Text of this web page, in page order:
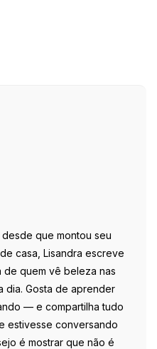
que montou seu
casa, Lisandra escreve
quem vê beleza nas
dia. Gosta de aprender
— e compartilha tudo
estivesse conversando
é mostrar que não é